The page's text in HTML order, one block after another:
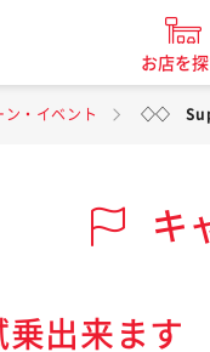
お店を
ン・イベント ◇◇
キ
出来ま